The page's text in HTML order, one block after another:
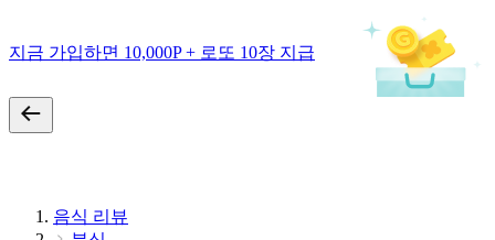
지금 가입하면 10,000P + 로또 10장 지급
음식 리뷰